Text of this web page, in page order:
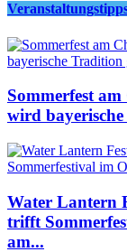
Sommerfest
wird
Water Lantern
trifft
am...